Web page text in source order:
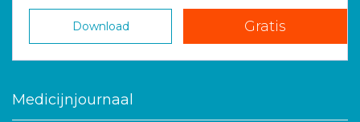
Download Gratis
Medicijnjournaal